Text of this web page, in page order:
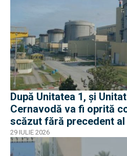
După Unitatea 1, și
Cernavodă va fi oprită
scăzut fără precedent al
29 IULIE 2026